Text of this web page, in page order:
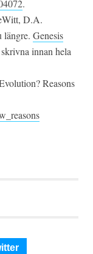
.
D.A.
längre. Genesis
innan hela
Reasons